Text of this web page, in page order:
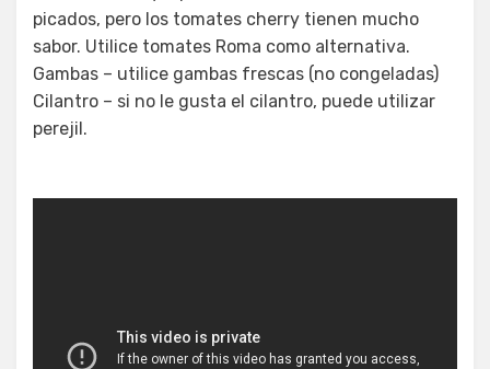
picados, pero los tomates cherry tienen mucho
sabor. Utilice tomates Roma como alternativa.
Gambas – utilice gambas frescas (no congeladas)
Cilantro – si no le gusta el cilantro, puede utilizar
perejil.